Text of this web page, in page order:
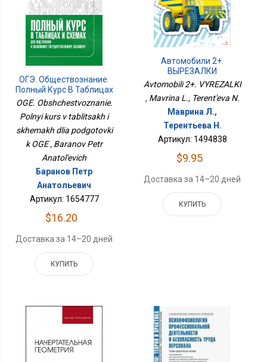
ОГЭ. Обществознание.
Полный Курс В Таблицах
И Схемах Для
OGE. Obshchestvoznanie.
Polnyi kurs v tablitsakh i
skhemakh dlia podgotovki
k OGE , Baranov Petr
Anatol'evich
Баранов Петр
Анатольевич
Артикул: 1654777
$16.20
Доставка за 14–20 дней
КУПИТЬ
Автомобили 2+.
ВЫРЕЗАЛКИ
Avtomobili 2+. VYREZALKI
, Mavrina L., Terent'eva N.
Маврина Л.,
Терентьева Н.
Артикул: 1494838
$9.95
Доставка за 14–20 дней
КУПИТЬ